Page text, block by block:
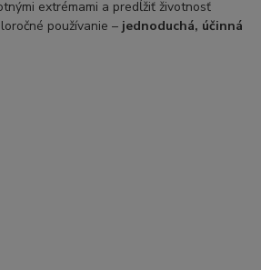
extrémami a predĺžiť životnosť
používanie – jednoduchá, účinná